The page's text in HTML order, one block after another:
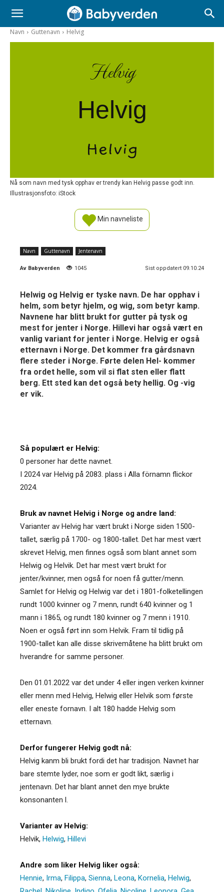
Navn Guttenavn Helvig
Helvig
Helvig
Helvig
Nå som navn med tysk opphav er trendy kan Helvig passe godt inn.
Illustrasjonsfoto: iStock
Min navneliste
Navn Guttenavn Jentenavn
Av Babyverden 1045 Sist oppdatert 09.10.24
Helwig og Helvig er tyske navn. De har opphav i
helm, som betyr hjelm, og wig, som betyr kamp.
Navnene har blitt brukt for gutter på tysk og
mest for jenter i Norge. Hillevi har også vært en
vanlig variant for jenter i Norge. Helvig er også
etternavn i Norge. Det kommer fra gårdsnavn
flere steder i Norge. Førte delen Hel- kommer
fra ordet helle, som vil si flat sten eller flatt
berg. Ett sted kan det også bety hellig. Og -vig
er vik.
Så populært er Helvig:
0 personer har dette navnet.
I 2024 var Helvig på 2083. plass i Alla förnamn flickor
2024.
Bruk av navnet Helvig i Norge og andre land:
Varianter av Helvig har vært brukt i Norge siden 1500-
tallet, særlig på 1700- og 1800-tallet. Det har mest vært
skrevet Helvig, men finnes også som blant annet som
Helwig og Helvik. Det har mest vært brukt for
jenter/kvinner, men også for noen få gutter/menn.
Samlet for Helvig og Helwig var det i 1801-folketellingen
rundt 1000 kvinner og 7 menn, rundt 640 kvinner og 1
mann i 1865, og rundt 180 kvinner og 7 menn i 1910.
Noen er også ført inn som Helvik. Fram til tidlig på
1900-tallet kan alle disse skrivemåtene ha blitt brukt om
hverandre for samme personer.
Den 01.01.2022 var det under 4 eller ingen verken kvinner
eller menn med Helvig, Helwig eller Helvik som første
eller eneste fornavn. I alt 180 hadde Helvig som
etternavn.
Derfor fungerer Helvig godt nå:
Helvig kanm bli brukt fordi det har tradisjon. Navnet har
bare stemte lyder, noe som er godt likt, særlig i
jentenavn. Det har blant annet den mye brukte
konsonanten l.
Varianter av Helvig:
Helvik, Helwig, Hillevi
Andre som liker Helvig liker også:
Hennie, Irma, Filippa, Sienna, Leona, Kornelia, Helwig,